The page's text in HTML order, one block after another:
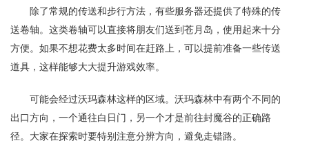
除了常规的传送和步行方法，有些服务器还提供了特殊的传
送卷轴。这类卷轴可以直接将朋友们送到苍月岛，使用起来十分
方便。如果不想花费太多时间在赶路上，可以提前准备一些传送
道具，这样能够大大提升游戏效率。
可能会经过沃玛森林这样的区域。沃玛森林中有两个不同的
出口方向，一个通往白日门，另一个才是前往封魔谷的正确路
径。大家在探索时要特别注意分辨方向，避免走错路。